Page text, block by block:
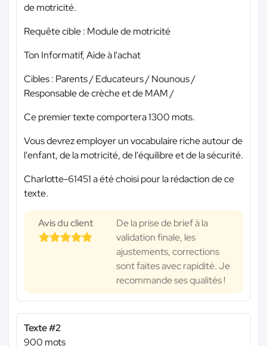
de motricité.
Requête cible : Module de motricité
Ton Informatif, Aide à l'achat
Cibles : Parents / Educateurs / Nounous /
Responsable de crèche et de MAM /
Ce premier texte comportera 1300 mots.
Vous devrez employer un vocabulaire riche autour de
l'enfant, de la motricité, de l'équilibre et de la sécurité.
Charlotte-61451 a été choisi pour la rédaction de ce
texte.
Avis du client
De la prise de brief à la
validation finale, les
ajustements, corrections
sont faites avec rapidité. Je
recommande ses qualités !
Texte #2
900 mots